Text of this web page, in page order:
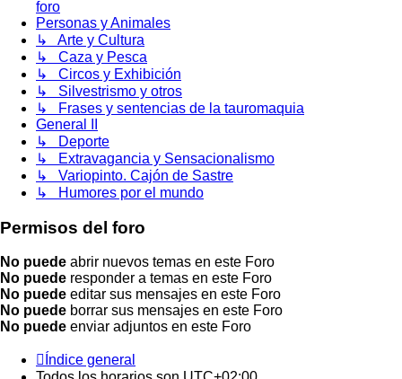
foro
Personas y Animales
↳ Arte y Cultura
↳ Caza y Pesca
↳ Circos y Exhibición
↳ Silvestrismo y otros
↳ Frases y sentencias de la tauromaquia
General II
↳ Deporte
↳ Extravagancia y Sensacionalismo
↳ Variopinto. Cajón de Sastre
↳ Humores por el mundo
Permisos del foro
No puede abrir nuevos temas en este Foro
No puede responder a temas en este Foro
No puede editar sus mensajes en este Foro
No puede borrar sus mensajes en este Foro
No puede enviar adjuntos en este Foro
Índice general